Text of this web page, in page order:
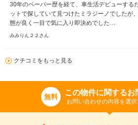
30年のペーパー歴を経て、車生活デビューする
ットで探していて見つけたミラジーノでしたが
態が良く一目で気に入り即決めでした…
みみりん２２さん
クチコミをもっと見る
無料 この物件に関するお
お問い合わせの内容を選